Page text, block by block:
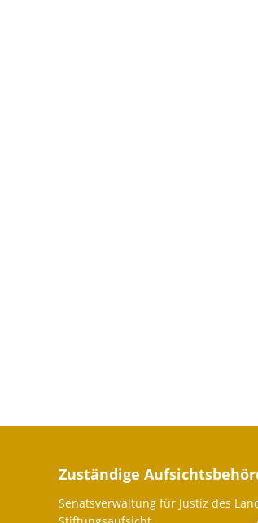
Zuständige
Senatsverwaltung für Justiz des